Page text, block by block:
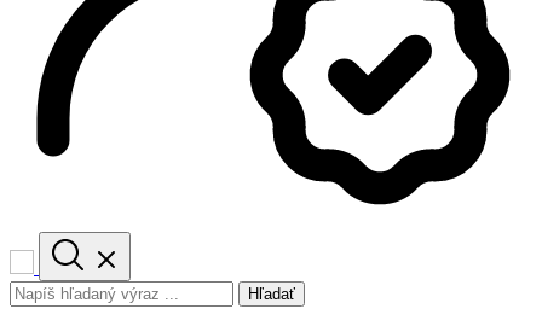
Hľadať